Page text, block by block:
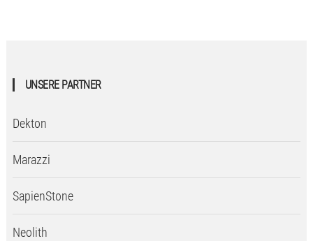
UNSERE PARTNER
Dekton
Marazzi
SapienStone
Neolith